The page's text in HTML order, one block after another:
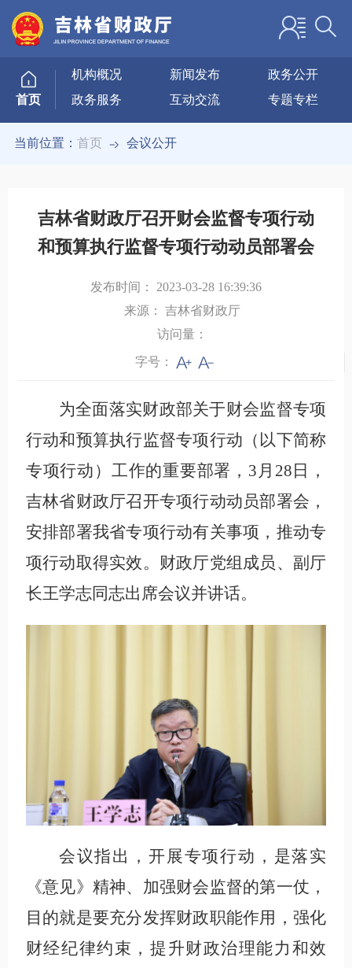
首页
机构概况 新闻发布
政务公开
政务服务
互动交流 专题专栏
当前位置：首页 会议公开
吉林省财政厅召开财会监督专项行动
和预算执行监督专项行动动员部署会
发布时间： 2023-03-28 16:39:36
来源：
吉林省财政厅
访问量：
字号：
为全面落实财政部关于财会监督专项
行动和预算执行监督专项行动（以下简称
专项行动）工作的重要部署，3月28日，
吉林省财政厅召开专项行动动员部署会，
安排部署我省专项行动有关事项，推动专
项行动取得实效。财政厅党组成员、副厅
长王学志同志出席会议并讲话。
会议指出，开展专项行动，是落实
《意见》精神、加强财会监督的第一仗，
目的就是要充分发挥财政职能作用，强化
财经纪律约束，提升财政治理能力和效